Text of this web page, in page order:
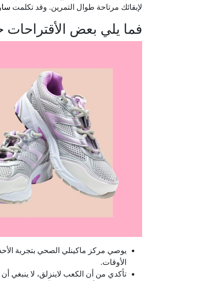
لإبقائك مرتاحة طوال التمرين. وقد تكلمت
فما يلي بعض
يوصي مركز ماكينلي الصحي بتجربة
الأوقات.
تأكدي من أن الكعب لاينزلق، لا ينبغي